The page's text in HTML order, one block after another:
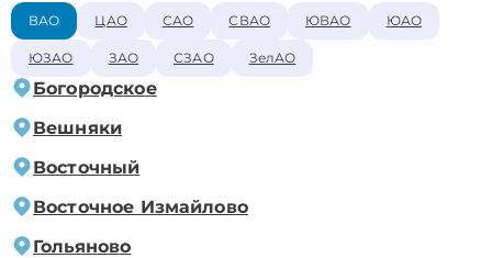
ВАО ЦАО САО СВАО ЮВАО ЮАО
ЮЗАО ЗАО СЗАО ЗелАО
Богородское
Вешняки
Восточный
Восточное Измайлово
Гольяново